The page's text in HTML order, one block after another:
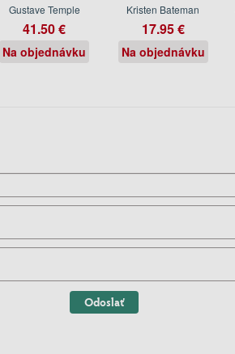
Gustave Temple
41.50 €
Na objednávku
Kristen Bateman
17.95 €
Na objednávku
Odoslať